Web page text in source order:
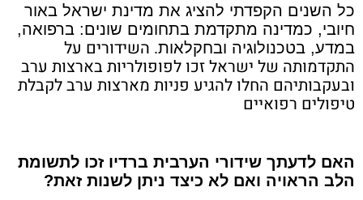
כל השנים הקפדתי להציג את מדינת ישראל באור
חיובי, כמדינה מתקדמת בתחומים שונים: ברפואה,
במדע, בטכנולוגיה ובחקלאות. השידורים על
התקדמותה של ישראל זכו לפופולריות בארצות ערב
ובעקבותיהם החלו להגיע פניות מארצות ערב לקבלת
טיפולים רפואיים
האם לדעתך שידורי הערבית ברדיו זכו לתשומת
הלב הראויה ואם לא כיצד ניתן לשנות זאת?